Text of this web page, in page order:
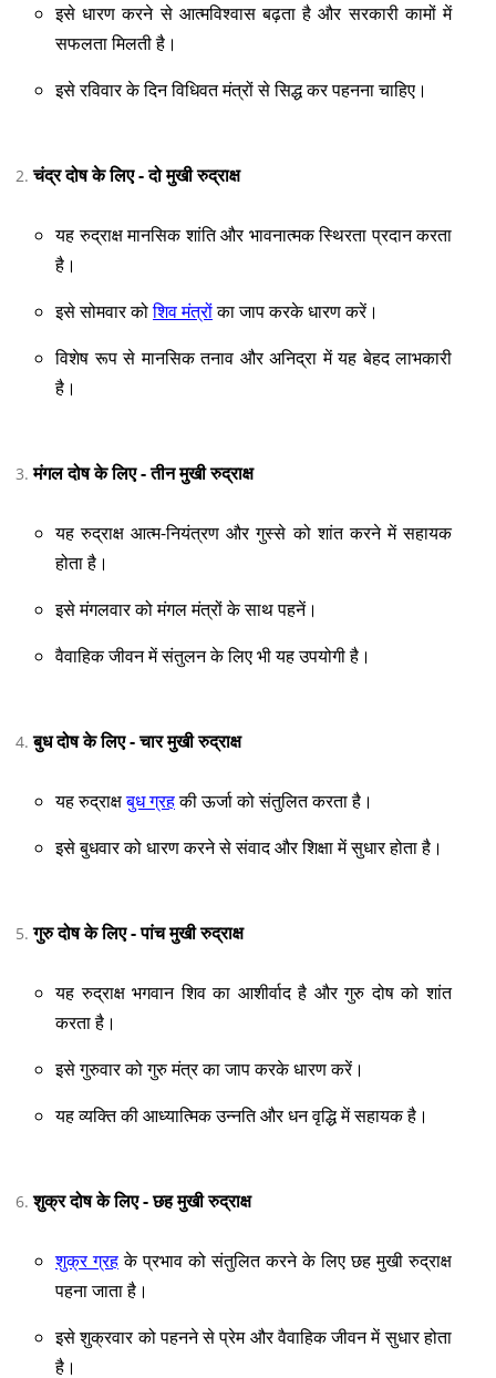
इसे धारण करने से आत्मविश्वास बढ़ता है और सरकारी कामों में
सफलता मिलती है।
इसे रविवार के दिन विधिवत मंत्रों से सिद्ध कर पहनना चाहिए।
चंद्र दोष के लिए - दो मुखी रुद्राक्ष
यह रुद्राक्ष मानसिक शांति और भावनात्मक स्थिरता प्रदान करता
है।
इसे सोमवार कोशिव मंत्रोंका जाप करके धारण करें।
विशेष रूप से मानसिक तनाव और अनिद्रा में यह बेहद लाभकारी
है।
मंगल दोष के लिए - तीन मुखी रुद्राक्ष
यह रुद्राक्ष आत्म-नियंत्रण और गुस्से को शांत करने में सहायक
होता है।
इसे मंगलवार को मंगल मंत्रों के साथ पहनें।
वैवाहिक जीवन में संतुलन के लिए भी यह उपयोगी है।
बुध दोष के लिए - चार मुखी रुद्राक्ष
यह रुद्राक्षबुध ग्रहकी ऊर्जा को संतुलित करता है।
इसे बुधवार को धारण करने से संवाद और शिक्षा में सुधार होता है।
गुरु दोष के लिए - पांच मुखी रुद्राक्ष
यह रुद्राक्ष भगवान शिव का आशीर्वाद है और गुरु दोष को शांत
करता है।
इसे गुरुवार को गुरु मंत्र का जाप करके धारण करें।
यह व्यक्ति की आध्यात्मिक उन्नति और धन वृद्धि में सहायक है।
शुक्र दोष के लिए - छह मुखी रुद्राक्ष
शुक्र ग्रहके प्रभाव को संतुलित करने के लिए छह मुखी रुद्राक्ष
पहना जाता है।
इसे शुक्रवार को पहनने से प्रेम और वैवाहिक जीवन में सुधार होता
है।